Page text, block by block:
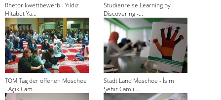
Rhetorikwettbewerb - Yıldız
Hitabet Ya...
Studienreise Learning by
Discovering -...
TOM Tag der offenen Moschee
- Açık Cam...
Stadt Land Moschee - İsim
Şehir Camii ...